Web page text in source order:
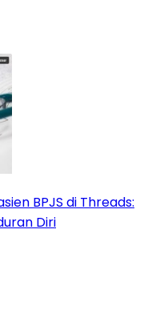
BPJS di Threads:
Diri